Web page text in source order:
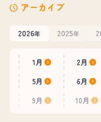
アーカイブ
2026年 2025年
1月 2月
5月
6月
9月
10月